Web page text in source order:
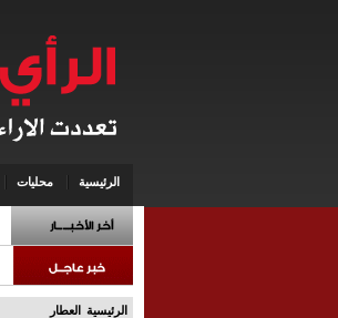
الرئيسية محليات
الرئيسية العطار